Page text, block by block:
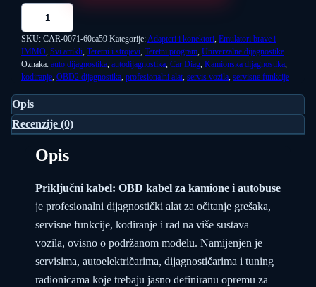
SKU: CAR-0071-60ca59 Kategorije:Adapteri i konektori, Emulatori brave i
IMMO, Svi artikli, Teretni i strojevi, Teretni program, Univerzalne dijagnostike
Oznaka: auto dijagnostika, autodijagnostika, Car Diag, Kamionska dijagnostika,
kodiranje, OBD2 dijagnostika, profesionalni alat, servis vozila, servisne funkcije
Opis
Recenzije (0)
Opis
Priključni kabel: OBD kabel za kamione i autobuse
je profesionalni dijagnostički alat za očitanje grešaka,
servisne funkcije, kodiranje i rad na više sustava
vozila, ovisno o podržanom modelu. Namijenjen je
servisima, autoelektričarima, dijagnostičarima i tuning
radionicama koje trebaju jasno definiranu opremu za